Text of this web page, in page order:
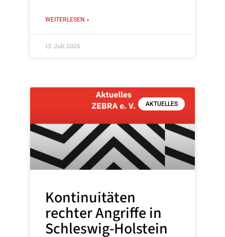
WEITERLESEN »
13. Juli 2026
AKTUELLES
Kontinuitäten
rechter Angriffe in
Schleswig-Holstein